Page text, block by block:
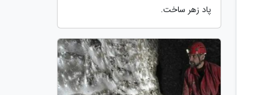
پاد زهر ساخت.